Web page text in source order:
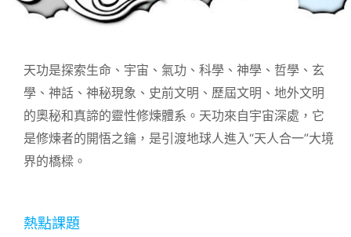
天功是探索生命、宇宙、氣功、科學、神學、哲學、玄
學、神話、神秘現象、史前文明、歷屆文明、地外文明
的奧秘和真諦的靈性修煉體系。天功來自宇宙深處，它
是修煉者的開悟之鑰，是引渡地球人進入“天人合一”大境
界的橋樑。
熱點課題